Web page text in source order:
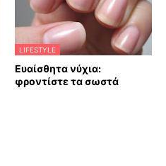
LIFESTYLE
Ευαίσθητα νύχια:
φροντίστε τα σωστά